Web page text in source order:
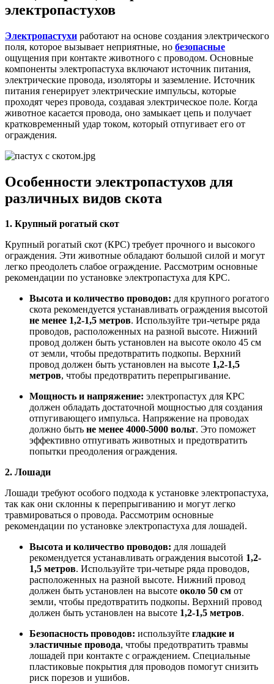
электропастухов
Электропастухи работают на основе создания электрического
поля, которое вызывает неприятные, но безопасные
ощущения при контакте животного с проводом. Основные
компоненты электропастуха включают источник питания,
электрические провода, изоляторы и заземление. Источник
питания генерирует электрические импульсы, которые
проходят через провода, создавая электрическое поле. Когда
животное касается провода, оно замыкает цепь и получает
кратковременный удар током, который отпугивает его от
ограждения.
Особенности электропастухов для
различных видов скота
1. Крупный рогатый скот
Крупный рогатый скот (КРС) требует прочного и высокого
ограждения. Эти животные обладают большой силой и могут
легко преодолеть слабое ограждение. Рассмотрим основные
рекомендации по установке электропастуха для КРС.
Высота и количество проводов: для крупного рогатого
скота рекомендуется устанавливать ограждения высотой
не менее 1,2-1,5 метров. Используйте три-четыре ряда
проводов, расположенных на разной высоте. Нижний
провод должен быть установлен на высоте около 45 см
от земли, чтобы предотвратить подкопы. Верхний
провод должен быть установлен на высоте 1,2-1,5
метров, чтобы предотвратить перепрыгивание.
Мощность и напряжение: электропастух для КРС
должен обладать достаточной мощностью для создания
отпугивающего импульса. Напряжение на проводах
должно быть не менее 4000-5000 вольт. Это поможет
эффективно отпугивать животных и предотвратить
попытки преодоления ограждения.
2. Лошади
Лошади требуют особого подхода к установке электропастуха,
так как они склонны к перепрыгиванию и могут легко
травмироваться о провода. Рассмотрим основные
рекомендации по установке электропастуха для лошадей.
Высота и количество проводов: для лошадей
рекомендуется устанавливать ограждения высотой 1,2-
1,5 метров. Используйте три-четыре ряда проводов,
расположенных на разной высоте. Нижний провод
должен быть установлен на высоте около 50 см от
земли, чтобы предотвратить подкопы. Верхний провод
должен быть установлен на высоте 1,2-1,5 метров.
Безопасность проводов: используйте гладкие и
эластичные провода, чтобы предотвратить травмы
лошадей при контакте с ограждением. Специальные
пластиковые покрытия для проводов помогут снизить
риск порезов и ушибов.